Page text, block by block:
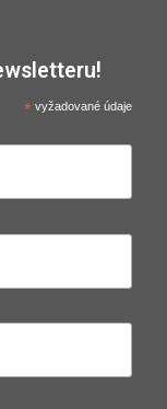
* vyžadované údaje